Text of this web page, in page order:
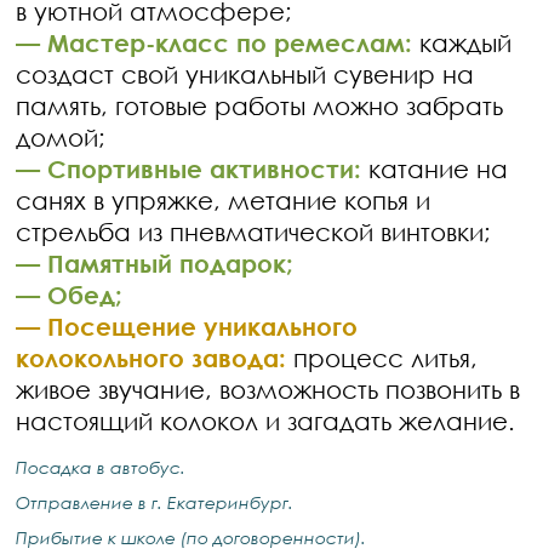
в уютной атмосфере;
— Мастер-класс по ремеслам: каждый
создаст свой уникальный сувенир на
память, готовые работы можно забрать
домой;
— Спортивные активности: катание на
санях в упряжке, метание копья и
стрельба из пневматической винтовки;
— Памятный подарок;
— Обед;
— Посещение уникального
колокольного завода: процесс литья,
живое звучание, возможность позвонить в
настоящий колокол и загадать желание.
Посадка в автобус.
Отправление в г. Екатеринбург.
Прибытие к школе (по договоренности).